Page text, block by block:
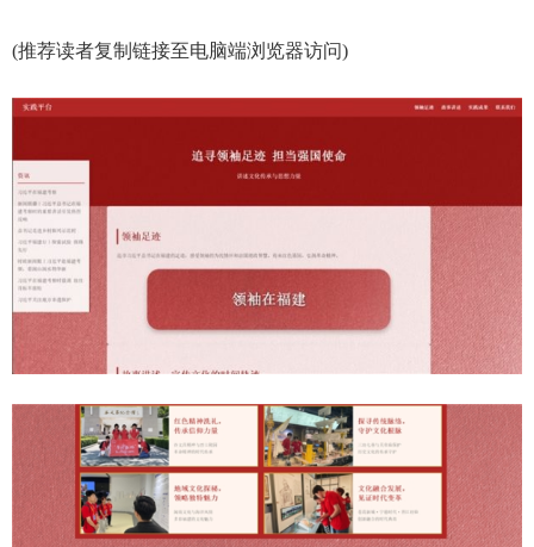
(推荐读者复制链接至电脑端浏览器访问)